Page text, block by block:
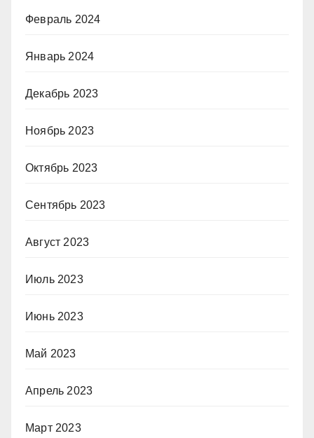
Февраль 2024
Январь 2024
Декабрь 2023
Ноябрь 2023
Октябрь 2023
Сентябрь 2023
Август 2023
Июль 2023
Июнь 2023
Май 2023
Апрель 2023
Март 2023